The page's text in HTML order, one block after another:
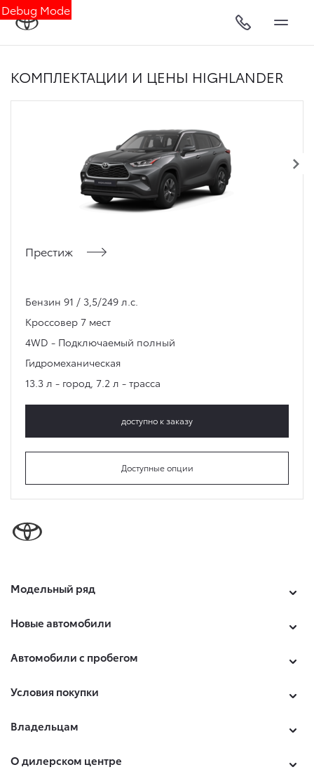
Debug Mode
КОМПЛЕКТАЦИИ И ЦЕНЫ HIGHLANDER
Престиж
Бензин 91 / 3,5/249 л.с.
Кроссовер 7 мест
4WD - Подключаемый полный
Гидромеханическая
13.3 л - город, 7.2 л - трасса
доступно к заказу
Доступные опции
Модельный ряд
Новые автомобили
Автомобили с пробегом
Условия покупки
Владельцам
О дилерском центре